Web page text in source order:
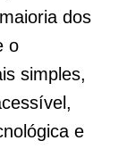
dos
o
simples,
e